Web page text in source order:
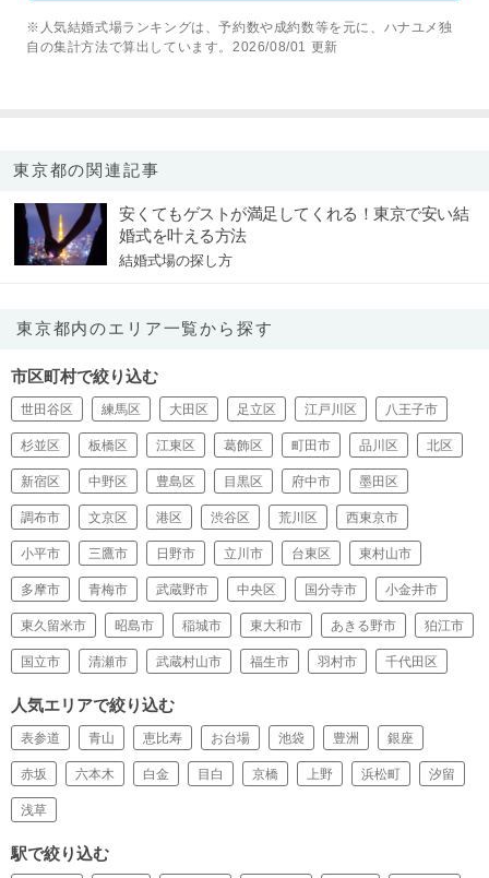
※人気結婚式場ランキングは、予約数や成約数等を元に、ハナユメ独
自の集計方法で算出しています。2026/08/01 更新
東京都の関連記事
安くてもゲストが満足してくれる！東京で安い結
婚式を叶える方法
結婚式場の探し方
東京都内のエリア一覧から探す
市区町村で絞り込む
世田谷区 練馬区 大田区 足立区 江戸川区 八王子市
杉並区 板橋区 江東区 葛飾区 町田市 品川区 北区
新宿区 中野区 豊島区 目黒区 府中市 墨田区
調布市 文京区 港区 渋谷区 荒川区 西東京市
小平市 三鷹市 日野市 立川市 台東区 東村山市
多摩市 青梅市 武蔵野市 中央区 国分寺市 小金井市
東久留米市 昭島市 稲城市 東大和市 あきる野市 狛江市
国立市 清瀬市 武蔵村山市 福生市 羽村市 千代田区
人気エリアで絞り込む
表参道 青山 恵比寿 お台場 池袋 豊洲 銀座
赤坂 六本木 白金 目白 京橋 上野 浜松町 汐留
浅草
駅で絞り込む